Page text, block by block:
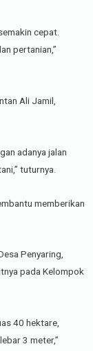
cepat.
pertanian,”
Ali Jamil,
adanya jalan
tuturnya.
memberikan
Penyaring,
pada Kelompok
40 hektare,
3 meter,”